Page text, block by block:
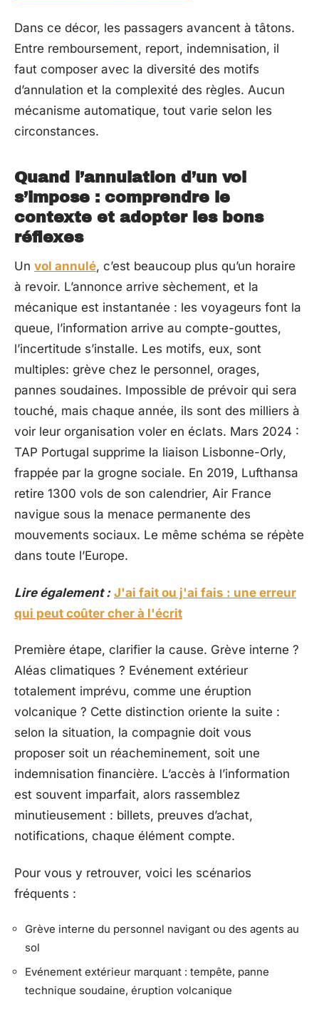
Dans ce décor, les passagers avancent à tâtons.
Entre remboursement, report, indemnisation, il
faut composer avec la diversité des motifs
d’annulation et la complexité des règles. Aucun
mécanisme automatique, tout varie selon les
circonstances.
Quand l’annulation d’un vol
s’impose : comprendre le
contexte et adopter les bons
réflexes
Un vol annulé, c’est beaucoup plus qu’un horaire
à revoir. L’annonce arrive sèchement, et la
mécanique est instantanée : les voyageurs font la
queue, l’information arrive au compte-gouttes,
l’incertitude s’installe. Les motifs, eux, sont
multiples: grève chez le personnel, orages,
pannes soudaines. Impossible de prévoir qui sera
touché, mais chaque année, ils sont des milliers à
voir leur organisation voler en éclats. Mars 2024 :
TAP Portugal supprime la liaison Lisbonne-Orly,
frappée par la grogne sociale. En 2019, Lufthansa
retire 1300 vols de son calendrier, Air France
navigue sous la menace permanente des
mouvements sociaux. Le même schéma se répète
dans toute l’Europe.
Lire également : J'ai fait ou j'ai fais : une erreur
qui peut coûter cher à l'écrit
Première étape, clarifier la cause. Grève interne ?
Aléas climatiques ? Evénement extérieur
totalement imprévu, comme une éruption
volcanique ? Cette distinction oriente la suite :
selon la situation, la compagnie doit vous
proposer soit un réacheminement, soit une
indemnisation financière. L’accès à l’information
est souvent imparfait, alors rassemblez
minutieusement : billets, preuves d’achat,
notifications, chaque élément compte.
Pour vous y retrouver, voici les scénarios
fréquents :
Grève interne du personnel navigant ou des agents au
sol
Evénement extérieur marquant : tempête, panne
technique soudaine, éruption volcanique